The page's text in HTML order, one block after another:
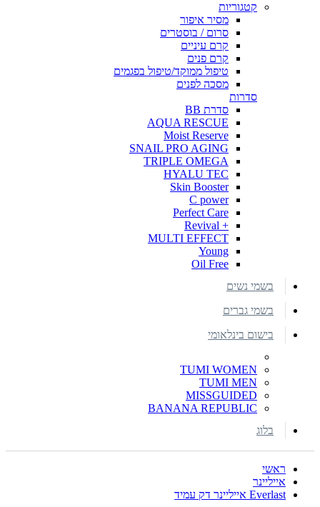
קטגוריות
מסיר איפור
סרום / בוסטרים
קרם עיניים
קרם פנים
טיפול ממוקד/טיפול בפגמים
מסכה לפנים
סדרות
סדרת BB
AQUA RESCUE
Moist Reserve
SNAIL PRO AGING
TRIPLE OMEGA
HYALU TEC
Skin Booster
C power
Perfect Care
+ Revival
MULTI EFFECT
Young
Oil Free
בשמי נשים
בשמי גברים
בישום בינלאומי
TUMI WOMEN
TUMI MEN
MISSGUIDED
BANANA REPUBLIC
בלוג
ראשי
אייליינר
Everlast אייליינר דק עמיד